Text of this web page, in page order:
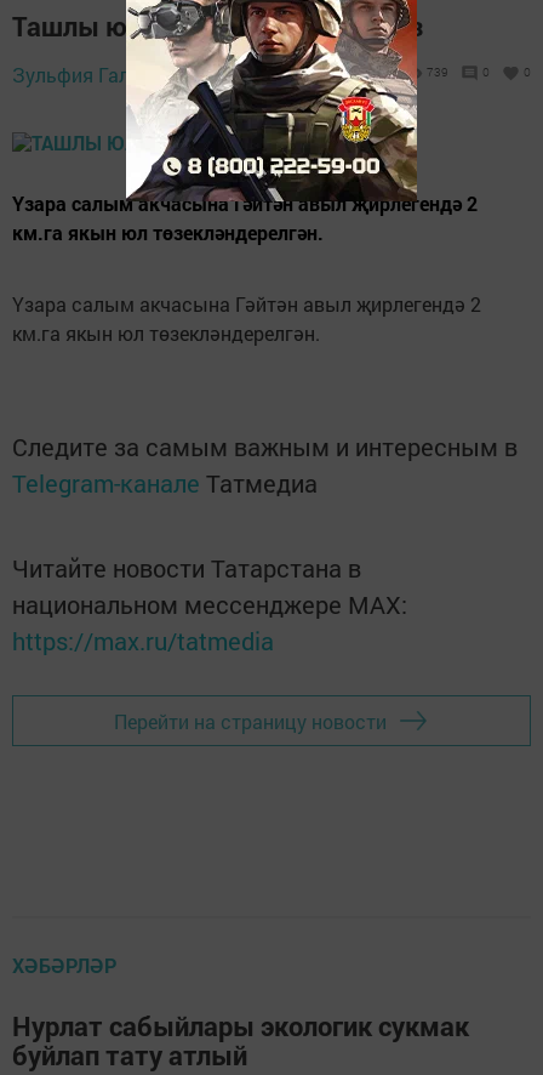
Ташлы юллардан...мәшәкатьсез
Зульфия Галиуллина, 5 сентябрь 2019 -
16:16
739 0 0
Үзара салым акчасына Гәйтән авыл җирлегендә 2
км.га якын юл төзекләндерелгән.
Үзара салым акчасына Гәйтән авыл җирлегендә 2
км.га якын юл төзекләндерелгән.
Следите за самым важным и интересным в
Telegram-канале Татмедиа
Читайте новости Татарстана в
национальном мессенджере MАХ:
https://max.ru/tatmedia
Перейти на страницу новости
ХӘБӘРЛӘР
Нурлат сабыйлары экологик сукмак
буйлап тату атлый